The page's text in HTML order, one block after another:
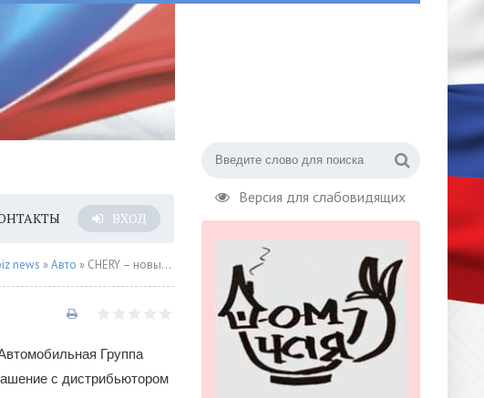
Версия для слабовидящих
ВХОД
news »Авто » CHERY – новый автомобильный бренд в портфеле АВИЛОН
Группа
с дистрибьютором